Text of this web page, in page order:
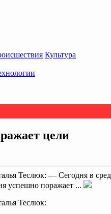
Культура
цели
Теслюк: — Сегодня в
успешно поражает ...
Теслюк: